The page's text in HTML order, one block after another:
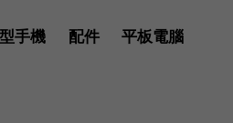
手機 配件 平板電腦